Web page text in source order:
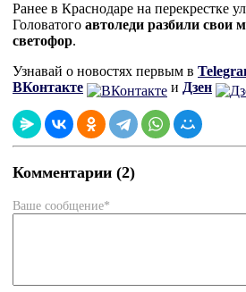
Ранее в Краснодаре на перекрестке
Головатого автоледи разбили
светофор.
Узнавай о новостях первым в
ВКонтакте
и Дзен
Комментарии (2)
Ваше сообщение*